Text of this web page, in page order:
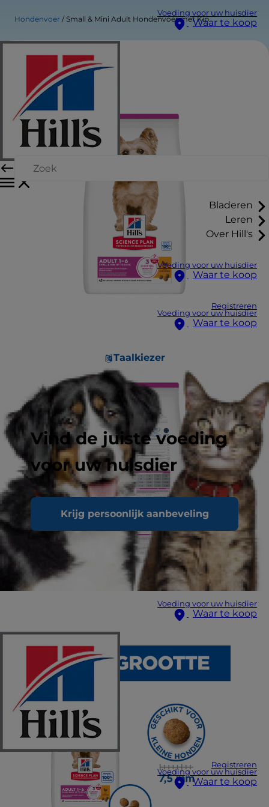
Voeding voor uw huisdier
Waar te koop
Bladeren
Leren
Over Hill's
Voeding voor uw huisdier
Waar te koop
Registreren
Voeding voor uw huisdier
Waar te koop
Taalkiezer
Vind de juiste voeding
voor uw huisdier
Krijg persoonlijk aanbeveling
Voeding voor uw huisdier
Waar te koop
Registreren
Voeding voor uw huisdier
Waar te koop
Hondenvoer Small & Mini Adult Hondenvoer met Kip